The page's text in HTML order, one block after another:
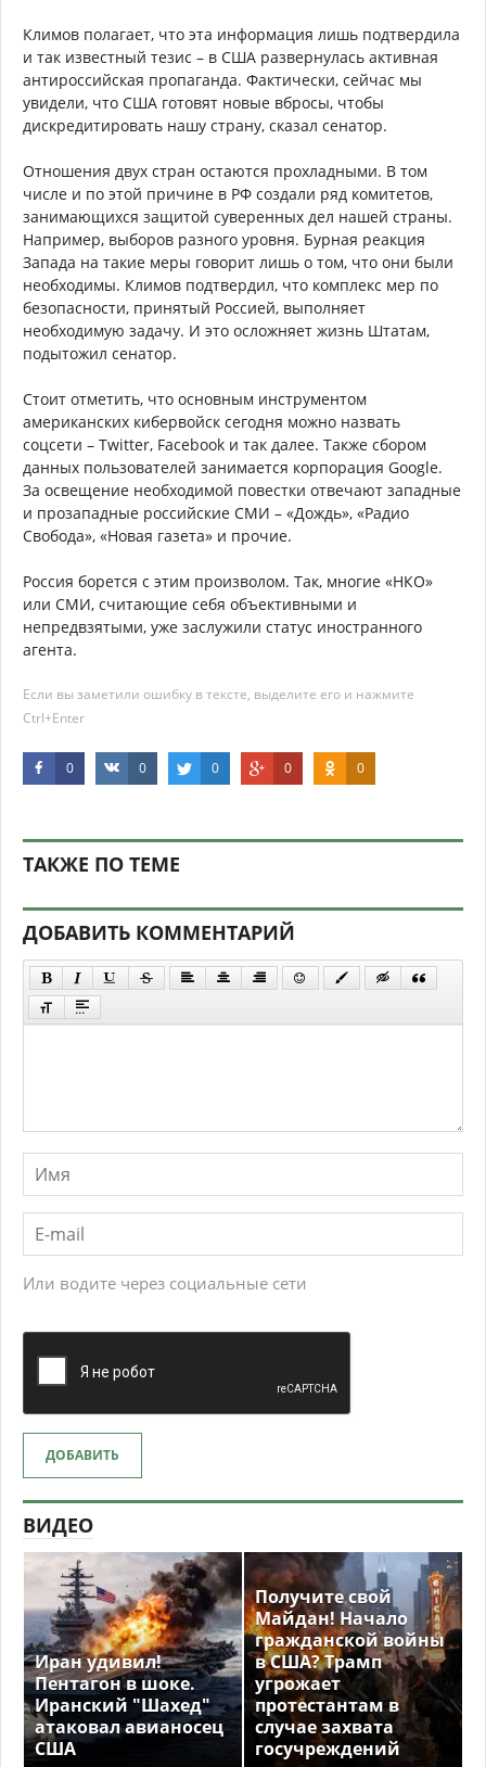
Климов полагает, что эта информация лишь подтвердила
и так известный тезис – в США развернулась активная
антироссийская пропаганда. Фактически, сейчас мы
увидели, что США готовят новые вбросы, чтобы
дискредитировать нашу страну, сказал сенатор.
Отношения двух стран остаются прохладными. В том
числе и по этой причине в РФ создали ряд комитетов,
занимающихся защитой суверенных дел нашей страны.
Например, выборов разного уровня. Бурная реакция
Запада на такие меры говорит лишь о том, что они были
необходимы. Климов подтвердил, что комплекс мер по
безопасности, принятый Россией, выполняет
необходимую задачу. И это осложняет жизнь Штатам,
подытожил сенатор.
Стоит отметить, что основным инструментом
американских кибервойск сегодня можно назвать
соцсети – Twitter, Facebook и так далее. Также сбором
данных пользователей занимается корпорация Google.
За освещение необходимой повестки отвечают западные
и прозападные российские СМИ – «Дождь», «Радио
Свобода», «Новая газета» и прочие.
Россия борется с этим произволом. Так, многие «НКО»
или СМИ, считающие себя объективными и
непредвзятыми, уже заслужили статус иностранного
агента.
Если вы заметили ошибку в тексте, выделите его и нажмите
Ctrl+Enter
0 0 0 0 0
ТАКЖЕ ПО ТЕМЕ
ДОБАВИТЬ КОММЕНТАРИЙ
Или водите через социальные сети
ДОБАВИТЬ
ВИДЕО
Иран удивил!
Пентагон в шоке.
Иранский "Шахед"
атаковал авианосец
США
Получите свой
Майдан! Начало
гражданской войны
в США? Трамп
угрожает
протестантам в
случае захвата
госучреждений